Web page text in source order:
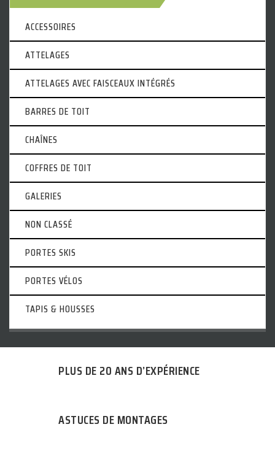
ACCESSOIRES
ATTELAGES
ATTELAGES AVEC FAISCEAUX INTÉGRÉS
BARRES DE TOIT
CHAÎNES
COFFRES DE TOIT
GALERIES
NON CLASSÉ
PORTES SKIS
PORTES VÉLOS
TAPIS & HOUSSES
PLUS DE 20 ANS D’EXPÉRIENCE
ASTUCES DE MONTAGES